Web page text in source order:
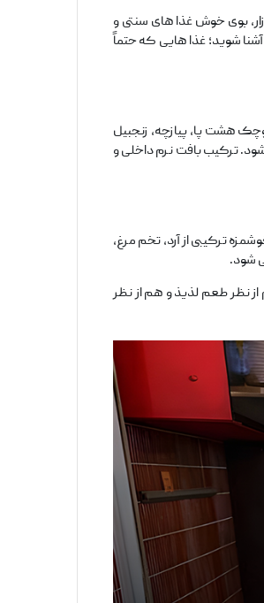
بوی خوش غذا های سنتی و
آشنا شوید؛ غذا هایی که حتماً
هشت ‌پا، پیازچه، زنجبیل
ترکیب بافت نرم داخلی و
ترکیبی از آرد، تخم ‌مرغ،
‌شود.
نظر طعم لذیذ و هم از نظر